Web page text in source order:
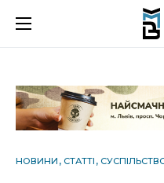
НОВИНИ СТАТТІ